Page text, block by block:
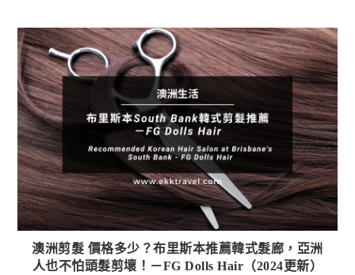
澳洲剪髮 價格多少？布里斯本推薦韓式髮廊，亞洲
人也不怕頭髮剪壞！－FG Dolls Hair（2024更新）